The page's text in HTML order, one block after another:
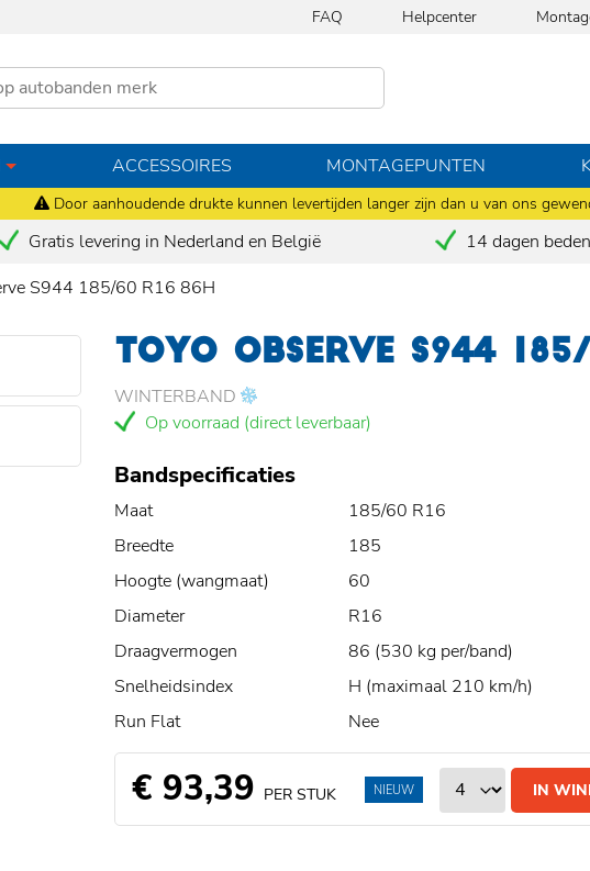
Door aanhoudende drukte kunnen levertijden langer zijn dan u van ons
FAQ Helpcenter
ACCESSOIRES MONTAGEPUNTEN
Gratis levering in Nederland en België 14 dagen
S944 185/60 R16 86H
TOYO OBSERVE S944
WINTERBAND
Op voorraad (direct leverbaar)
Bandspecificaties
Maat
185/60 R16
Breedte
185
Hoogte (wangmaat)
60
Diameter
R16
Draagvermogen
86 (530 kg per/band)
Snelheidsindex
H (maximaal 210 km/h)
Run Flat
Nee
€ 93,39 PER STUK IN
NIEUW